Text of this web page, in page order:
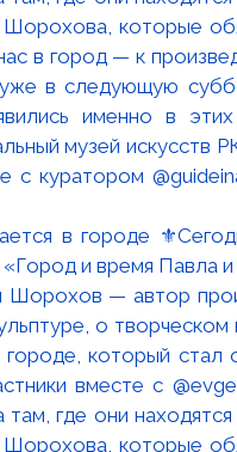
в городе
«Город и время
— автор
о творческом
который
вместе с
где они
которые